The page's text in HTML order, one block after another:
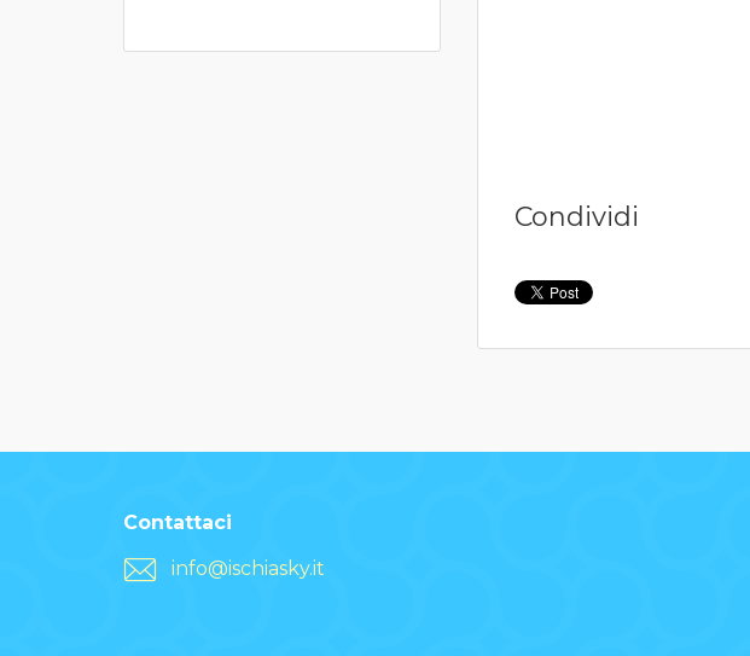
Condividi
Contattaci
info@ischiasky.it